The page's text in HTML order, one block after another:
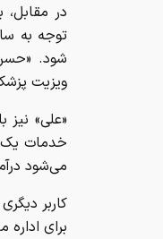
در مقابل،
توجه به
شود.
ویزیت
«علی»
خدمات یک
می‌شود
کاربر
برای